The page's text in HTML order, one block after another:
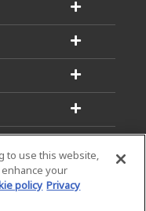
to use this website,
your
policy Privacy